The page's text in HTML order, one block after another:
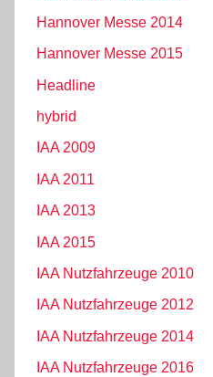
Hannover Messe 2014
Hannover Messe 2015
Headline
hybrid
IAA 2009
IAA 2011
IAA 2013
IAA 2015
IAA Nutzfahrzeuge 2010
IAA Nutzfahrzeuge 2012
IAA Nutzfahrzeuge 2014
IAA Nutzfahrzeuge 2016